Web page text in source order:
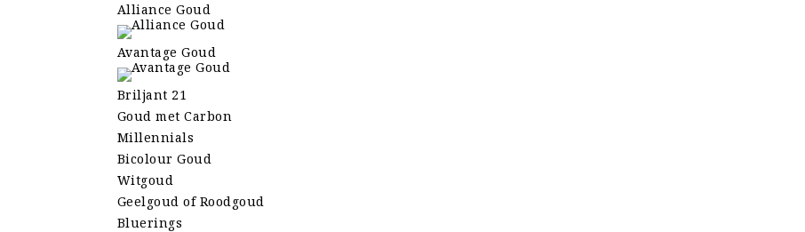
Alliance Goud
Avantage Goud
Briljant 21
Goud met Carbon
Millennials
Bicolour Goud
Witgoud
Geelgoud of Roodgoud
Bluerings